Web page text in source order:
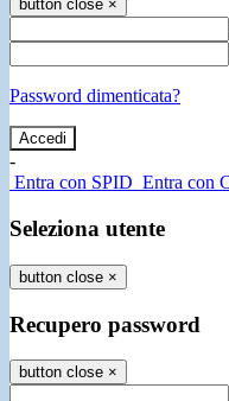
button close ×
Password dimenticata?
-
Entra con SPID Entra con
Seleziona utente
button close ×
Recupero password
button close ×